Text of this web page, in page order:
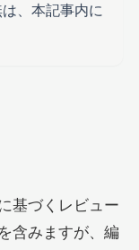
、本記事内に
基づくレビュー
含みますが、編